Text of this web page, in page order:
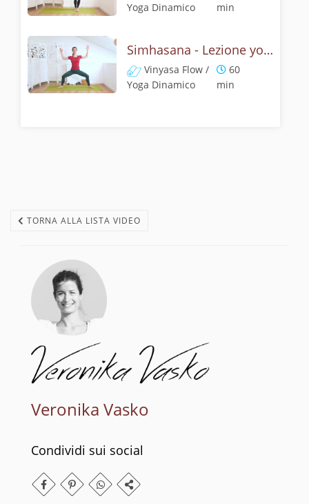
Yoga Dinamico
min
Simhasana - Lezione yoga con la mitologia della posizione del ruggito del leone
Vinyasa Flow /
Yoga Dinamico
60
min
TORNA ALLA LISTA VIDEO
Veronika Vasko
Condividi sui social